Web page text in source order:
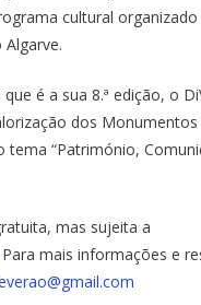
cultural organizado
Algarve.
é a sua 8.ª edição, o
dos Monumentos
tema “Património,
mas sujeita a
mais informações e